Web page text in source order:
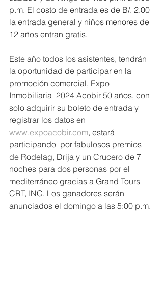
p.m. El costo de entrada es de B/. 2.00
la entrada general y niños menores de
12 años entran gratis.
Este año todos los asistentes, tendrán
la oportunidad de participar en la
promoción comercial, Expo
Inmobiliaria  2024 Acobir 50 años, con
solo adquirir su boleto de entrada y
registrar los datos en
www.expoacobir.com, estará
participando  por fabulosos premios
de Rodelag, Drija y un Crucero de 7
noches para dos personas por el
mediterráneo gracias a Grand Tours
CRT, INC. Los ganadores serán
anunciados el domingo a las 5:00 p.m.